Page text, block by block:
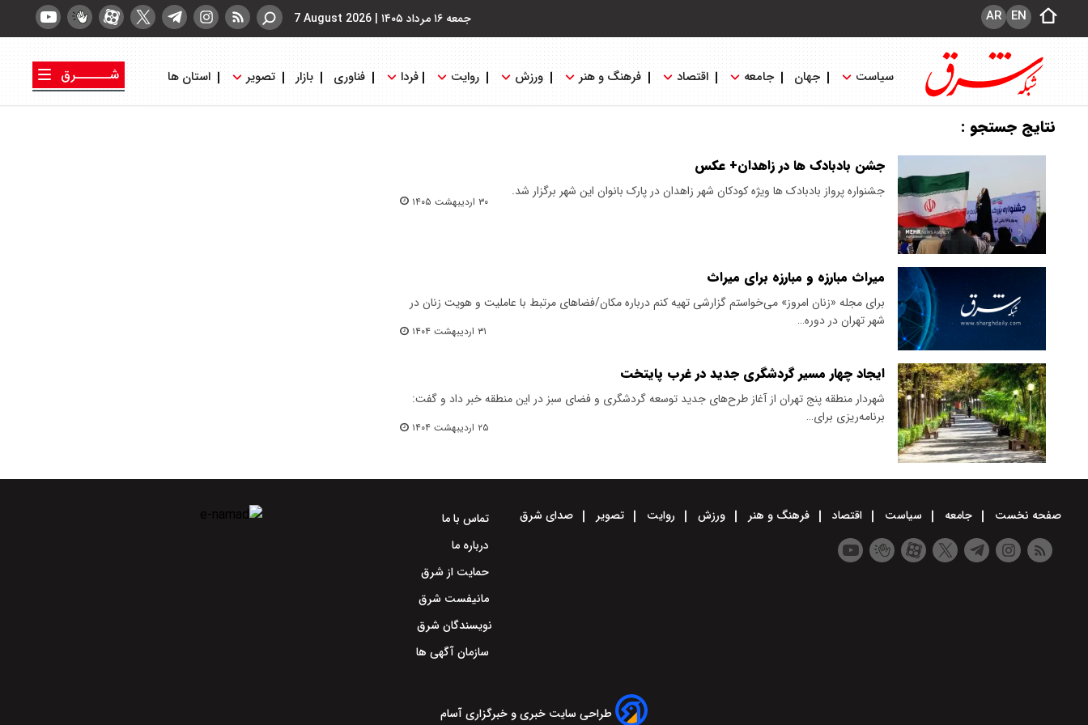
جمعه ۱۶ مرداد ۱۴۰۵ |
7 August 2026 EN
AR
سیاست جهان جامعه اقتصاد فرهنگ و هنر ورزش روایت فردا فناوری بازار تصویر استان ها
شــــــرق
نتایج جستجو :
جشن بادبادک ها در زاهدان+ عکس
جشنواره پرواز بادبادک ها ویژه کودکان شهر زاهدان در پارک بانوان این شهر برگزار شد.
۳۰ اردیبهشت ۱۴۰۵
میراث مبارزه و مبارزه برای میراث
برای مجله «زنان امروز» می‌خواستم گزارشی تهیه کنم درباره مکان/فضاهای مرتبط با عاملیت و هویت زنان در
شهر تهران در دوره…
۳۱ اردیبهشت ۱۴۰۴
ایجاد چهار مسیر گردشگری جدید در غرب پایتخت
شهردار منطقه پنج تهران از آغاز طرح‌های جدید توسعه گردشگری و فضای سبز در این منطقه خبر داد و گفت:
برنامه‌ریزی برای…
۲۵ اردیبهشت ۱۴۰۴
صفحه نخست جامعه سیاست اقتصاد فرهنگ و هنر ورزش روایت تصویر صدای شرق
تماس با ما
درباره ما
حمایت از شرق
مانیفست شرق
نویسندگان شرق
سازمان آگهی ها
طراحی سایت خبری و خبرگزاری آسام